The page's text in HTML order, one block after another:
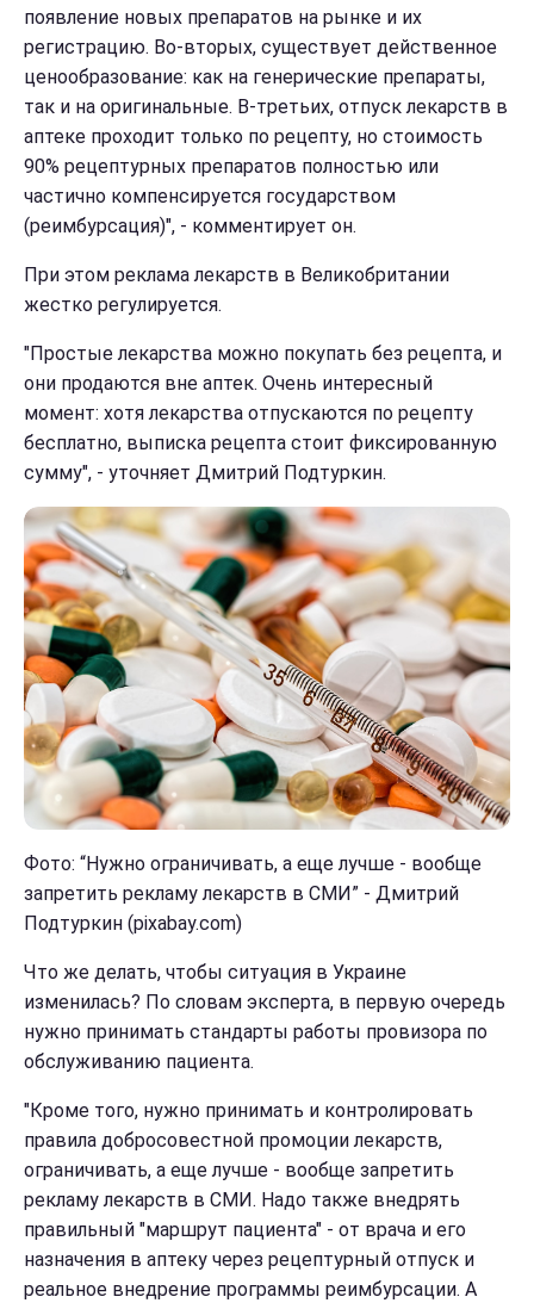
появление новых препаратов на рынке и их
регистрацию. Во-вторых, существует действенное
ценообразование: как на генерические препараты,
так и на оригинальные. В-третьих, отпуск лекарств в
аптеке проходит только по рецепту, но стоимость
90% рецептурных препаратов полностью или
частично компенсируется государством
(реимбурсация)", - комментирует он.
При этом реклама лекарств в Великобритании
жестко регулируется.
"Простые лекарства можно покупать без рецепта, и
они продаются вне аптек. Очень интересный
момент: хотя лекарства отпускаются по рецепту
бесплатно, выписка рецепта стоит фиксированную
сумму", - уточняет Дмитрий Подтуркин.
Фото: “Нужно ограничивать, а еще лучше - вообще
запретить рекламу лекарств в СМИ” - Дмитрий
Подтуркин (pixabay.com)
Что же делать, чтобы ситуация в Украине
изменилась? По словам эксперта, в первую очередь
нужно принимать стандарты работы провизора по
обслуживанию пациента.
"Кроме того, нужно принимать и контролировать
правила добросовестной промоции лекарств,
ограничивать, а еще лучше - вообще запретить
рекламу лекарств в СМИ. Надо также внедрять
правильный "маршрут пациента" - от врача и его
назначения в аптеку через рецептурный отпуск и
реальное внедрение программы реимбурсации. А